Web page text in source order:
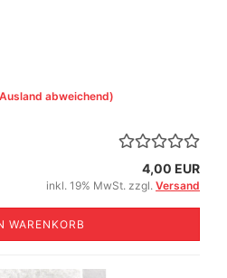
abweichend)
4,00 EUR
inkl. 19% MwSt. zzgl. Versand
WARENKORB